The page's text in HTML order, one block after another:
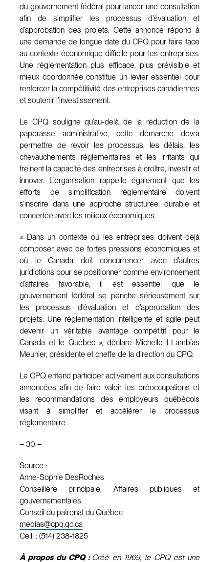
du gouvernement fédéral pour lancer une consultation
afin de simplifier les processus d’évaluation et
d’approbation des projets. Cette annonce répond à
une demande de longue date du CPQ pour faire face
au contexte économique difficile pour les entreprises.
Une réglementation plus efficace, plus prévisible et
mieux coordonnée constitue un levier essentiel pour
renforcer la compétitivité des entreprises canadiennes
et soutenir l’investissement.
Le CPQ souligne qu’au-delà de la réduction de la
paperasse administrative, cette démarche devra
permettre de revoir les processus, les délais, les
chevauchements réglementaires et les irritants qui
freinent la capacité des entreprises à croître, investir et
innover. L’organisation rappelle également que les
efforts de simplification réglementaire doivent
s’inscrire dans une approche structurée, durable et
concertée avec les milieux économiques.
« Dans un contexte où les entreprises doivent déjà
composer avec de fortes pressions économiques et
où le Canada doit concurrencer avec d’autres
juridictions pour se positionner comme environnement
d’affaires favorable, il est essentiel que le
gouvernement fédéral se penche sérieusement sur
les processus d’évaluation et d’approbation des
projets. Une réglementation intelligente et agile peut
devenir un véritable avantage compétitif pour le
Canada et le Québec », déclare Michelle LLambías
Meunier, présidente et cheffe de la direction du CPQ.
Le CPQ entend participer activement aux consultations
annoncées afin de faire valoir les préoccupations et
les recommandations des employeurs québécois
visant à simplifier et accélérer le processus
réglementaire.
– 30 –
Source :
Anne-Sophie DesRoches
Conseillère principale, Affaires publiques et
gouvernementales
Conseil du patronat du Québec
medias@cpq.qc.ca
Cell. : (514) 238-1825
À propos du CPQ :Créé en 1969, le CPQ est une